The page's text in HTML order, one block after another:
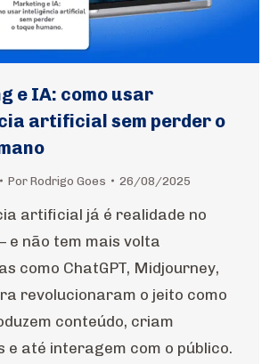
e IA: como usar
artificial sem perder o
Por Rodrigo Goes 26/08/2025
artificial já é realidade no
e não tem mais volta
como ChatGPT, Midjourney,
revolucionaram o jeito como
conteúdo, criam
e até interagem com o público.